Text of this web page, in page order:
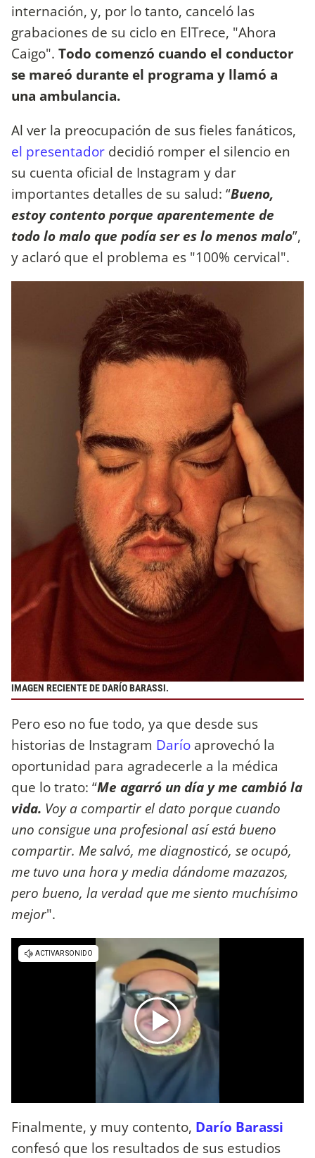
internación, y, por lo tanto, canceló las
grabaciones de su ciclo en ElTrece, "Ahora
Caigo". Todo comenzó cuando el conductor
se mareó durante el programa y llamó a
una ambulancia.
Al ver la preocupación de sus fieles fanáticos,
el presentador decidió romper el silencio en
su cuenta oficial de Instagram y dar
importantes detalles de su salud: “Bueno,
estoy contento porque aparentemente de
todo lo malo que podía ser es lo menos malo”,
y aclaró que el problema es "100% cervical".
IMAGEN RECIENTE DE DARÍO BARASSI.
Pero eso no fue todo, ya que desde sus
historias de Instagram Darío aprovechó la
oportunidad para agradecerle a la médica
que lo trato: “Me agarró un día y me cambió la
vida. Voy a compartir el dato porque cuando
uno consigue una profesional así está bueno
compartir. Me salvó, me diagnosticó, se ocupó,
me tuvo una hora y media dándome mazazos,
pero bueno, la verdad que me siento muchísimo
mejor".
Finalmente, y muy contento, Darío Barassi
confesó que los resultados de sus estudios